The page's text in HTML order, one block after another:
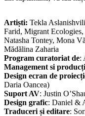
Artiști: Tekla
Farid, Migrant
Natasha Tontey, Mona
Mădălina Zaharia
Program curatoriat de:
Management si
Design ecran de
Daria Oancea)
Suport AV: Justin
Design grafic: Daniel &
Traduceri și editare: